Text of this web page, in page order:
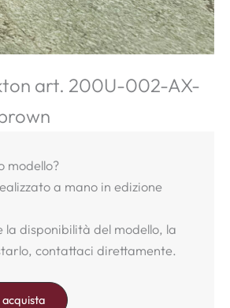
art. 200U-002-AX-
modello?
a mano in edizione
la disponibilità del modello, la
contattaci direttamente.